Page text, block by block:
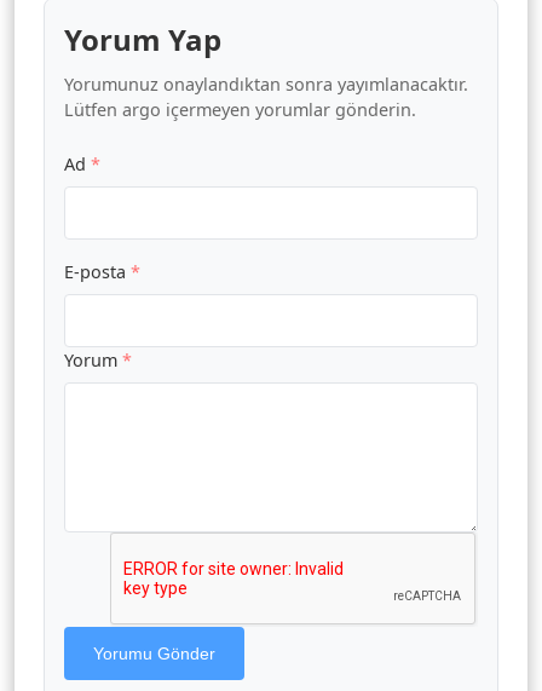
Yorum Yap
Yorumunuz onaylandıktan sonra yayımlanacaktır.
Lütfen argo içermeyen yorumlar gönderin.
Ad *
E-posta *
Yorum *
Yorumu Gönder